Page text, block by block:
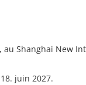
au Shanghai New
juin 2027.